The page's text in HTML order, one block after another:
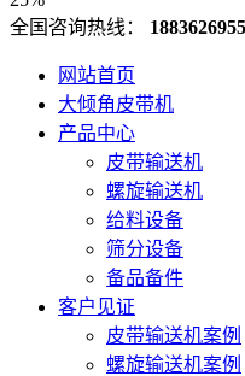
全国咨询热线：
网站首页
大倾角皮带机
产品中心
皮带输送机
螺旋输送机
给料设备
筛分设备
备品备件
客户见证
皮带输送机案例
螺旋输送机案例